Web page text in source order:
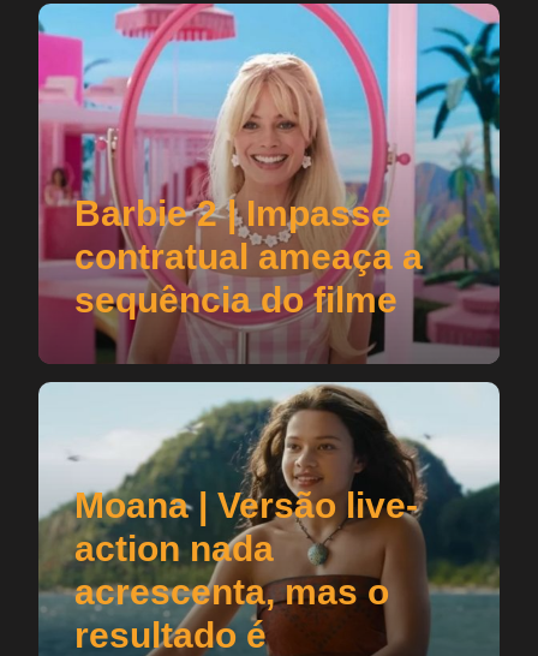
Barbie 2 | Impasse
contratual ameaça a
sequência do filme
Moana | Versão live-
action nada
acrescenta, mas o
resultado é